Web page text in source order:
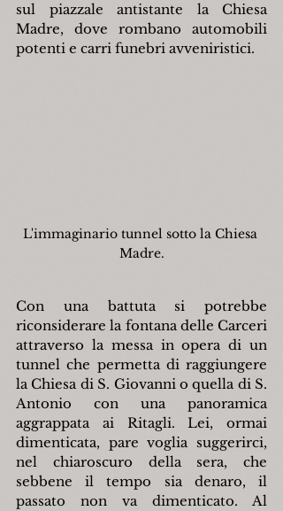
sul piazzale antistante la Chiesa
Madre, dove rombano automobili
potenti e carri funebri avveniristici.
L'immaginario tunnel sotto la Chiesa
Madre.
Con una battuta si potrebbe
riconsiderare la fontana delle Carceri
attraverso la messa in opera di un
tunnel che permetta di raggiungere
la Chiesa di S. Giovanni o quella di S.
Antonio con una panoramica
aggrappata ai Ritagli. Lei, ormai
dimenticata, pare voglia suggerirci,
nel chiaroscuro della sera, che
sebbene il tempo sia denaro, il
passato non va dimenticato. Al